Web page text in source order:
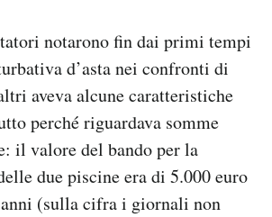
notarono fin dai primi tempi
d’asta nei confronti di
aveva alcune caratteristiche
perché riguardava somme
il valore del bando per la
due piscine era di 5.000 euro
(sulla cifra i giornali non